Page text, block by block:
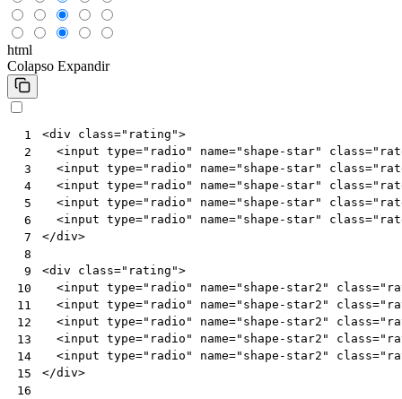
html
Colapso Expandir
1
2
3
4
5
6
7
8
9
10
11
12
13
14
15
16
<div class="rating">
<input type="radio" name="shape-star" class=
<input type="radio" name="shape-star" class=
<input type="radio" name="shape-star" class=
<input type="radio" name="shape-star" class=
<input type="radio" name="shape-star" class=
</div>
<div class="rating">
<input type="radio" name="shape-star2" class=
<input type="radio" name="shape-star2" class=
<input type="radio" name="shape-star2" class=
<input type="radio" name="shape-star2" class=
<input type="radio" name="shape-star2" class=
</div>